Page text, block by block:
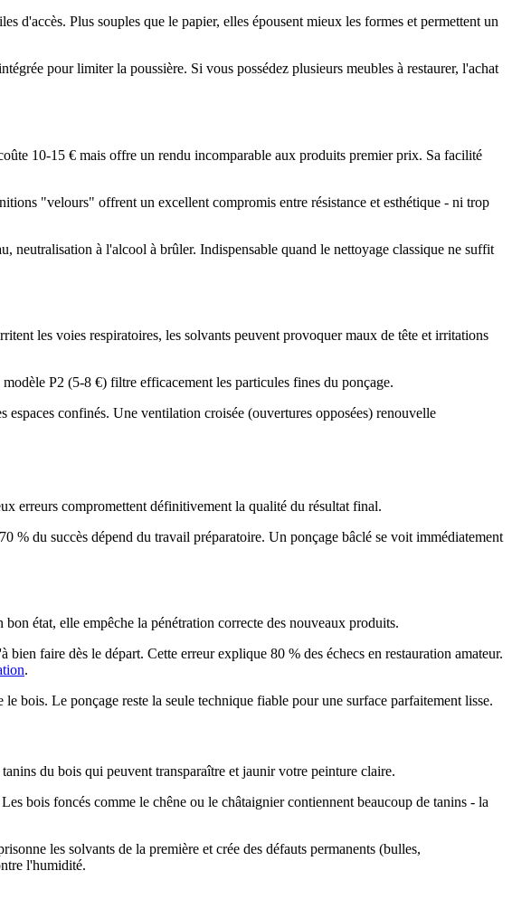
d'accès. Plus souples que le papier, elles épousent mieux les formes et permettent un
pour limiter la poussière. Si vous possédez plusieurs meubles à restaurer, l'achat
10-15 € mais offre un rendu incomparable aux produits premier prix. Sa facilité
"velours" offrent un excellent compromis entre résistance et esthétique - ni trop
neutralisation à l'alcool à brûler. Indispensable quand le nettoyage classique ne suffit
les voies respiratoires, les solvants peuvent provoquer maux de tête et irritations
P2 (5-8 €) filtre efficacement les particules fines du ponçage.
confinés. Une ventilation croisée (ouvertures opposées) renouvelle
erreurs compromettent définitivement la qualité du résultat final.
% du succès dépend du travail préparatoire. Un ponçage bâclé se voit immédiatement
état, elle empêche la pénétration correcte des nouveaux produits.
faire dès le départ. Cette erreur explique 80 % des échecs en restauration amateur.
.
bois. Le ponçage reste la seule technique fiable pour une surface parfaitement lisse.
du bois qui peuvent transparaître et jaunir votre peinture claire.
bois foncés comme le chêne ou le châtaignier contiennent beaucoup de tanins - la
les solvants de la première et crée des défauts permanents (bulles,
l'humidité.